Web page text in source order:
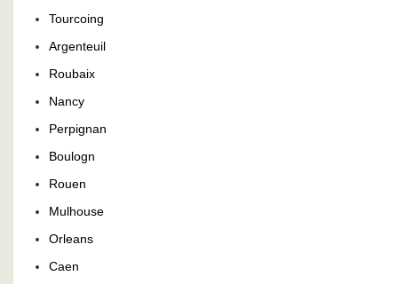
Tourcoing
Argenteuil
Roubaix
Nancy
Perpignan
Boulogn
Rouen
Mulhouse
Orleans
Caen